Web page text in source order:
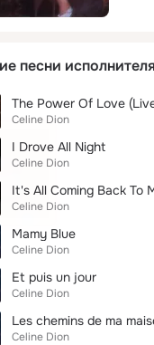
песни исполнителя
The Power Of Love
Celine Dion
I Drove All Night
Celine Dion
It's All Coming Back To
Celine Dion
Mamy Blue
Celine Dion
Et puis un jour
Celine Dion
Les chemins de ma
Celine Dion